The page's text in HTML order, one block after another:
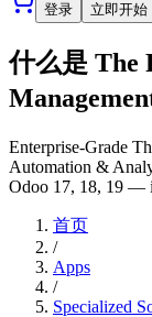
登录 立即开始
什么是 The
Enterprise-Grade
Automation &
Odoo 17, 18, 19 —
首页
/
Apps
/
Specialized